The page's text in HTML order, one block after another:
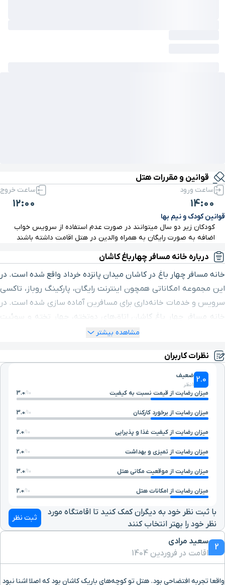
قوانین و مقررات هتل
ساعت ورود
14:00
ساعت خروج
12:00
قوانین کودک و نیم بها
کودکان زیر دو سال میتوانند در صورت عدم استفاده از سرویس خواب
اضافه به صورت رایگان به همراه والدین در هتل اقامت داشته باشند
درباره خانه مسافر چهارباغ کاشان
خانه مسافر چهار باغ در کاشان میدان پانزده خرداد واقع شده است. در
این مجموعه امکاناتی همچون اینترنت رایگان، پارکینگ روباز، تاکسی
سرویس و خدمات خانه‌داری برای مسافرین آماده سازی شده است. در
خانه مسافر چهار باغ کاشان اتاق‌های دوتخته، چهار تخته و سوئیت
پنج تخته با امکانات رفاهی مناسب قابل رزرو است.
مشاهده بیشتر
نظرات کاربران
2.0 ضعیف
1 نظر
میزان رضایت از قیمت نسبت به کیفیت 10/
3.0
میزان رضایت از برخورد کارکنان 10/
3.0
میزان رضایت از کیفیت غذا و پذیرایی 10/
2.0
میزان رضایت از تمیزی و بهداشت 10/
2.0
میزان رضایت از موقعیت مکانی هتل 10/
3.0
میزان رضایت از امکانات هتل 10/
2.0
با ثبت نظر خود به دیگران کمک کنید تا اقامتگاه مورد
نظر خود را بهتر انتخاب کنند
ثبت نظر
2
سعید مرادی
اقامت در فروردین 1404
واقعا تجربه افتضاحی بود. هتل تو کوچه‌های باریک کاشان بود که اصلا اشنا نبود